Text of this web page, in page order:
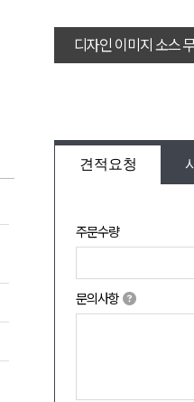
디자인 이미지 소스
견적요청
주문수량
문의사항